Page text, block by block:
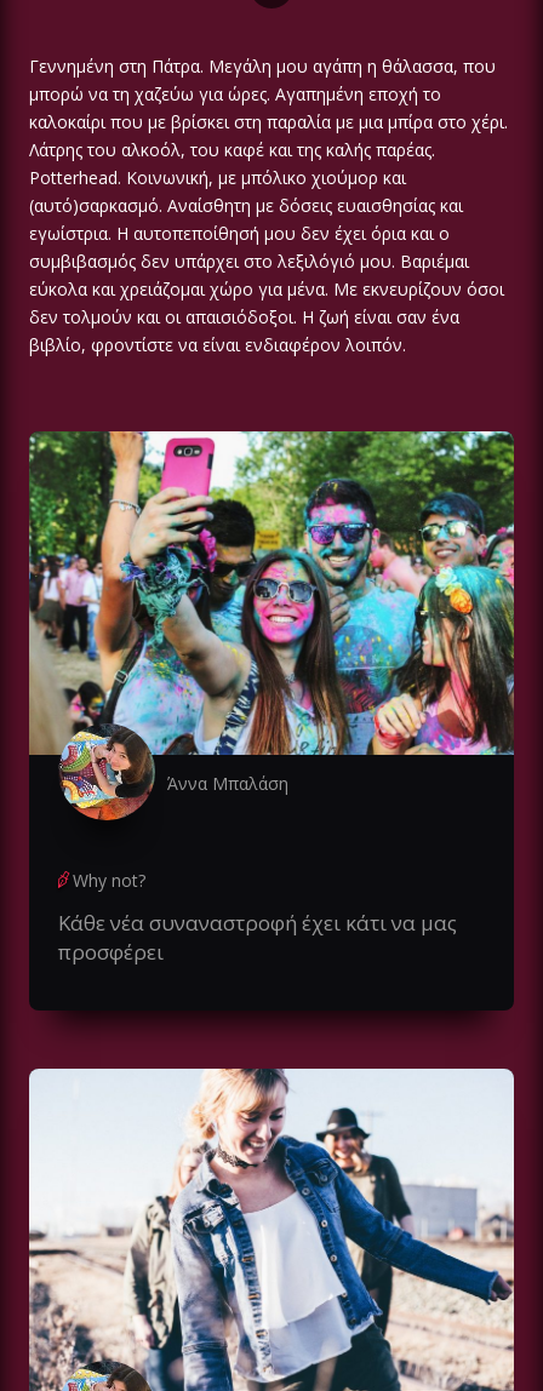
Γεννημένη στη Πάτρα. Μεγάλη μου αγάπη η θάλασσα, που
μπορώ να τη χαζεύω για ώρες. Αγαπημένη εποχή το
καλοκαίρι που με βρίσκει στη παραλία με μια μπίρα στο χέρι.
Λάτρης του αλκοόλ, του καφέ και της καλής παρέας.
Potterhead. Κοινωνική, με μπόλικο χιούμορ και
(αυτό)σαρκασμό. Αναίσθητη με δόσεις ευαισθησίας και
εγωίστρια. Η αυτοπεποίθησή μου δεν έχει όρια και ο
συμβιβασμός δεν υπάρχει στο λεξιλόγιό μου. Βαριέμαι
εύκολα και χρειάζομαι χώρο για μένα. Με εκνευρίζουν όσοι
δεν τολμούν και οι απαισιόδοξοι. Η ζωή είναι σαν ένα
βιβλίο, φροντίστε να είναι ενδιαφέρον λοιπόν.
Άννα Μπαλάση
Why not?
Κάθε νέα συναναστροφή έχει κάτι να μας
προσφέρει